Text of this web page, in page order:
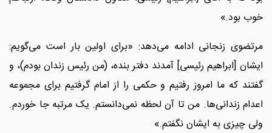
خوب بود.»
مرتضوی زنجانی ادامه می‌دهد: «برای اولین بار است می‌گویم:
ایشان [ابراهیم رئیسی] آمدند دفتر بنده، (من رئیس زندان بودم)، و
گفتند که ما امروز رفتیم و حکمی را از امام گرفتیم برای مجموعه
اعدام زندانی‌ها. من تا آن لحظه نمی‌دانستم. یک مرتبه جا خوردم.
ولی چیزی به ایشان نگفتم.»